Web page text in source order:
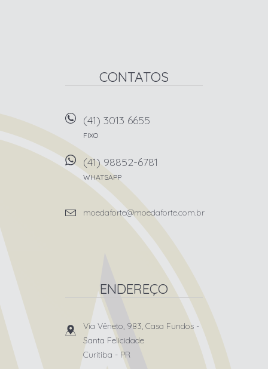
CONTATOS
(41) 3013 6655
FIXO
(41) 98852-6781
WHATSAPP
moedaforte@moedaforte.com.br
ENDEREÇO
Via Vêneto, 983, Casa Fundos -
Santa Felicidade
Curitiba - PR